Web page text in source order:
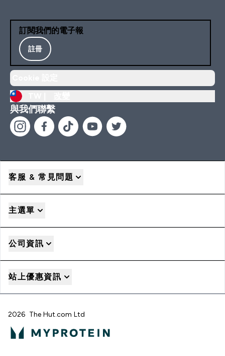
訂閱我們的電子報
註冊
與我們聯繫
客服 & 常見問題
主選單
公司資訊
站上優惠資訊
2026 The Hut.com Ltd